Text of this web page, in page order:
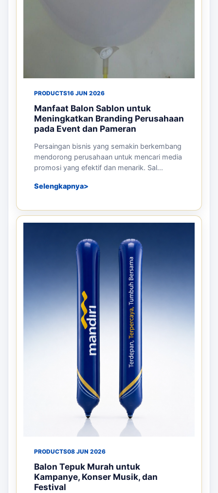
PRODUCTS16 JUN 2026
Manfaat Balon Sablon untuk
Meningkatkan Branding Perusahaan
pada Event dan Pameran
Persaingan bisnis yang semakin berkembang
mendorong perusahaan untuk mencari media
promosi yang efektif dan menarik. Sal...
Selengkapnya
PRODUCTS08 JUN 2026
Balon Tepuk Murah untuk
Kampanye, Konser Musik, dan
Festival